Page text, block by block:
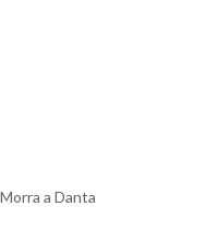
a Danta